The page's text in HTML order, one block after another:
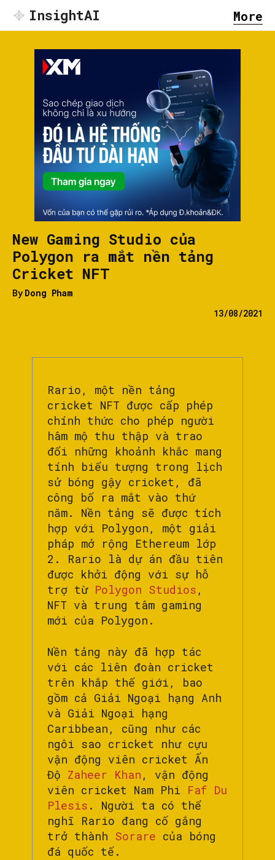
InsightAI More
New Gaming Studio của
Polygon ra mắt nền tảng
Cricket NFT
By Dong Pham
13/08/2021
Rario, một nền tảng
cricket NFT được cấp phép
chính thức cho phép người
hâm mộ thu thập và trao
đổi những khoảnh khắc mang
tính biểu tượng trong lịch
sử bóng gậy cricket, đã
công bố ra mắt vào thứ
năm. Nền tảng sẽ được tích
hợp với Polygon, một giải
pháp mở rộng Ethereum lớp
2. Rario là dự án đầu tiên
được khởi động với sự hỗ
trợ từ Polygon Studios ,
NFT và trung tâm gaming
mới của Polygon.
Nền tảng này đã hợp tác
với các liên đoàn cricket
trên khắp thế giới, bao
gồm cả Giải Ngoại hạng Anh
và Giải Ngoại hạng
Caribbean, cũng như các
ngôi sao cricket như cựu
vận động viên cricket Ấn
Độ Zaheer Khan , vận động
viên cricket Nam Phi Faf Du
Plesis . Người ta có thể
nghĩ Rario đang cố gắng
trở thành Sorare của bóng
đá quốc tế.